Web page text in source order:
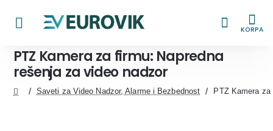
KORPA
PTZ Kamera za firmu: Napredna
rešenja za video nadzor
Saveti za Video Nadzor, Alarme i Bezbednost PTZ Kamera